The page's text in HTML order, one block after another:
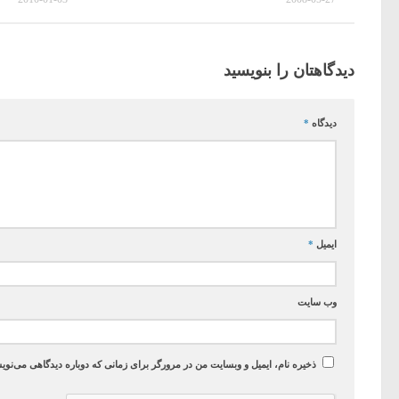
دیدگاهتان را بنویسید
دیدگاه *
ایمیل *
وب‌ سایت
ذخیره نام، ایمیل و وبسایت من در مرورگر برای زمانی که دوباره دیدگاهی